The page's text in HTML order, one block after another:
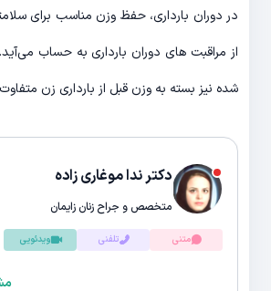
در دوران بارداری، حفظ وزن مناسب برای
از مراقبت های دوران بارداری به حساب
شده نیز بسته به وزن قبل از بارداری زن
دکتر ندا موغاری زاده
متخصص و جراح زنان زایمان
متنی تلفنی ویدئویی